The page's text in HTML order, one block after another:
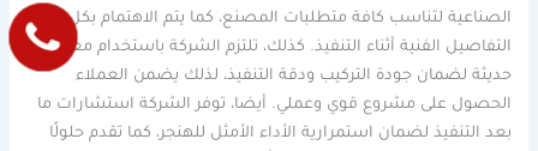
الصناعية لتناسب كافة متطلبات المصنع، كما يتم الاهتمام بكل
التفاصيل الفنية أثناء التنفيذ. كذلك، تلتزم الشركة باستخدام معدات
حديثة لضمان جودة التركيب ودقة التنفيذ، لذلك يضمن العملاء
الحصول على مشروع قوي وعملي. أيضا، توفر الشركة استشارات ما
بعد التنفيذ لضمان استمرارية الأداء الأمثل للهنجر، كما تقدم حلولًا